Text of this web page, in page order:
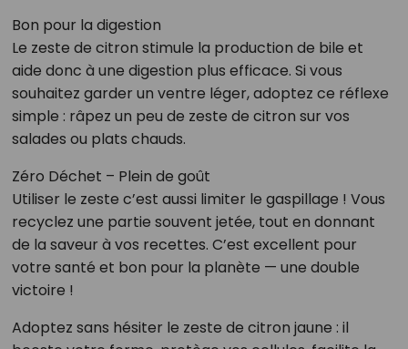
Bon pour la digestion
Le zeste de citron stimule la production de bile et
aide donc à une digestion plus efficace. Si vous
souhaitez garder un ventre léger, adoptez ce réflexe
simple : râpez un peu de zeste de citron sur vos
salades ou plats chauds.
Zéro Déchet – Plein de goût
Utiliser le zeste c’est aussi limiter le gaspillage ! Vous
recyclez une partie souvent jetée, tout en donnant
de la saveur à vos recettes. C’est excellent pour
votre santé et bon pour la planète — une double
victoire !
Adoptez sans hésiter le zeste de citron jaune : il